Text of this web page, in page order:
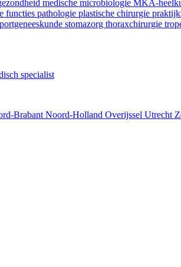
medische microbiologie MKA-
functies pathologie plastische chirurgie
stomazorg thoraxchirurgie
specialist
Brabant Noord-Holland Overijssel Utrecht